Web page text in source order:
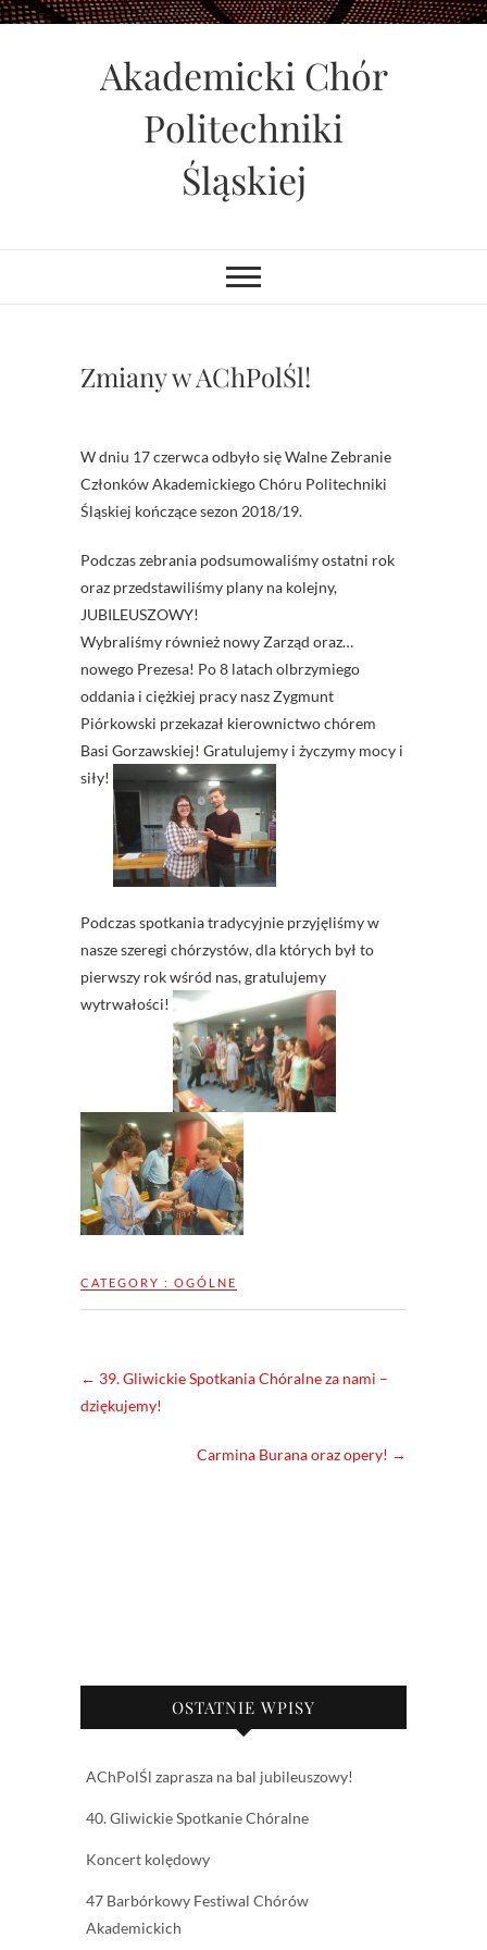
Skip
Akademicki Chór
Politechniki
Śląskiej
Zmiany w AChPolŚl!
W dniu 17 czerwca odbyło się Walne Zebranie
Członków Akademickiego Chóru Politechniki
Śląskiej kończące sezon 2018/19.
Podczas zebrania podsumowaliśmy ostatni rok
oraz przedstawiliśmy plany na kolejny,
JUBILEUSZOWY!
Wybraliśmy również nowy Zarząd oraz…
nowego Prezesa! Po 8 latach olbrzymiego
oddania i ciężkiej pracy nasz Zygmunt
Piórkowski przekazał kierownictwo chórem
Basi Gorzawskiej! Gratulujemy i życzymy mocy i
siły!
Podczas spotkania tradycyjnie przyjęliśmy w
nasze szeregi chórzystów, dla których był to
pierwszy rok wśród nas, gratulujemy
wytrwałości!
CATEGORY : OGÓLNE
← 39. Gliwickie Spotkania Chóralne za nami –
dziękujemy!
Carmina Burana oraz opery! →
OSTATNIE WPISY
AChPolŚl zaprasza na bal jubileuszowy!
40. Gliwickie Spotkanie Chóralne
Koncert kolędowy
47 Barbórkowy Festiwal Chórów
Akademickich